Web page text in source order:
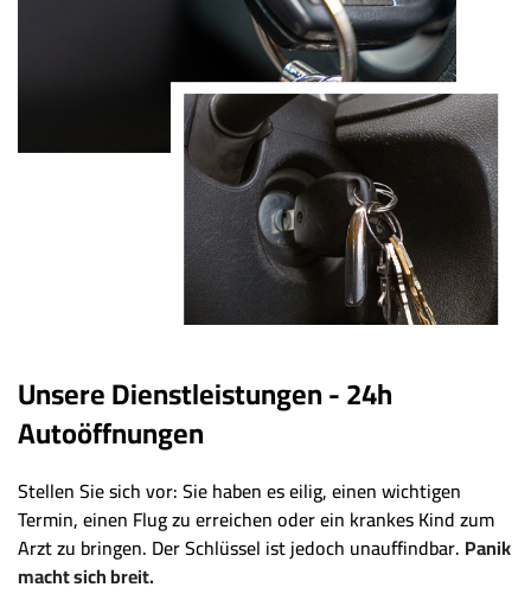
Unsere Dienstleistungen - 24h
Autoöffnungen
Stellen Sie sich vor: Sie haben es eilig, einen wichtigen
Termin, einen Flug zu erreichen oder ein krankes Kind zum
Arzt zu bringen. Der Schlüssel ist jedoch unauffindbar. Panik
macht sich breit.